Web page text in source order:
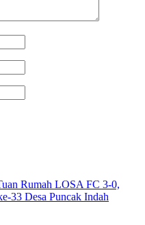
Rumah LOSA FC 3-0,
33 Desa Puncak Indah